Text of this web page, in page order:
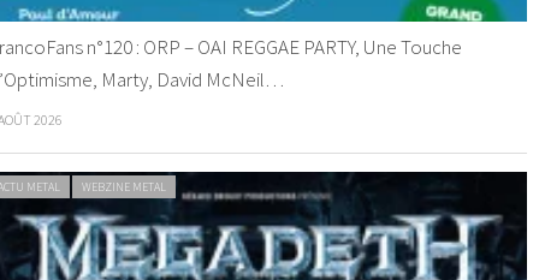
n°120 : ORP – OAI REGGAE PARTY, Une Touche
Marty, David McNeil…
2026
METAL WEBZINE METAL